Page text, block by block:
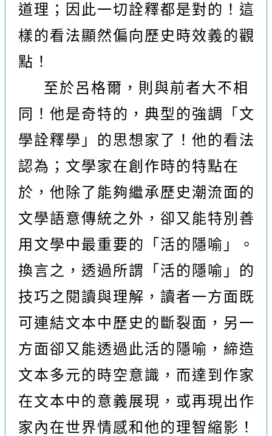
道理；因此一切詮釋都是對的！這
樣的看法顯然偏向歷史時效義的觀
點！
至於呂格爾，則與前者大不相
同！他是奇特的，典型的強調「文
學詮釋學」的思想家了！他的看法
認為；文學家在創作時的特點在
於，他除了能夠繼承歷史潮流面的
文學語意傳統之外，卻又能特別善
用文學中最重要的「活的隱喻」。
換言之，透過所謂「活的隱喻」的
技巧之閱讀與理解，讀者一方面既
可連結文本中歷史的斷裂面，另一
方面卻又能透過此活的隱喻，締造
文本多元的時空意識，而達到作家
在文本中的意義展現，或再現出作
家內在世界情感和他的理智縮影！